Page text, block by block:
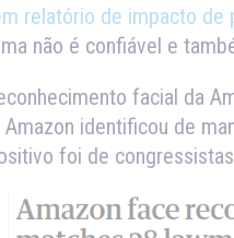
relatório de impacto
não é confiável e
facial da
identificou de
foi de